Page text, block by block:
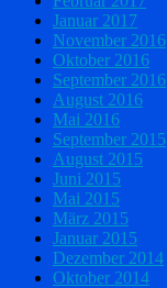
Januar 2017
November 2016
Oktober 2016
September 2016
August 2016
Mai 2016
September 2015
August 2015
Juni 2015
Mai 2015
März 2015
Januar 2015
Dezember 2014
Oktober 2014